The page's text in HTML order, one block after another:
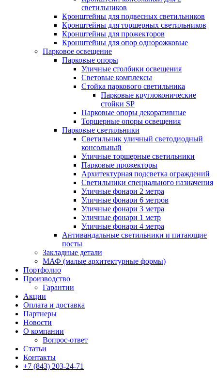
светильников
Кронштейны для подвесных светильников
Кронштейны для торшерных светильников
Кронштейны для прожекторов
Кронштейны для опор однорожковые
Парковое освещение
Парковые опоры
Уличные столбики освещения
Световые комплексы
Стойка паркового светильника
Парковые круглоконические
стойки SP
Парковые опоры декоративные
Торшерные опоры освещения
Парковые светильники
Светильник уличный светодиодный
консольный
Уличные торшерные светильники
Парковые прожекторы
Архитектурная подсветка ограждений
Светильники специального назначения
Уличные фонари 2 метра
Уличные фонари 6 метров
Уличные фонари 3 метра
Уличные фонари 1 метр
Уличные фонари 4 метра
Антивандальные светильники и питающие
посты
Закладные детали
МАФ (малые архитектурные формы)
Портфолио
Производство
Гарантии
Акции
Оплата и доставка
Партнеры
Новости
О компании
Вопрос-ответ
Статьи
Контакты
+7 (843) 203-24-71